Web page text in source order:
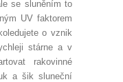
se sluněním to
UV faktorem
o vznik
stárne a v
rakovinné
a šik sluneční